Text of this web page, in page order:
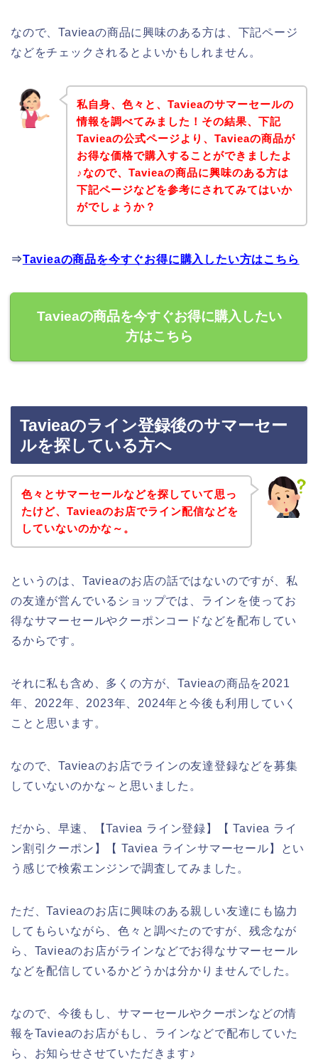
なので、Tavieaの商品に興味のある方は、下記ページ
などをチェックされるとよいかもしれません。
私自身、色々と、Tavieaのサマーセールの
情報を調べてみました！その結果、下記
Tavieaの公式ページより、Tavieaの商品が
お得な価格で購入することができましたよ
♪なので、Tavieaの商品に興味のある方は
下記ページなどを参考にされてみてはいか
がでしょうか？
⇒Tavieaの商品を今すぐお得に購入したい方はこちら
Tavieaの商品を今すぐお得に購入したい
方はこちら
Tavieaのライン登録後のサマーセー
ルを探している方へ
色々とサマーセールなどを探していて思っ
たけど、Tavieaのお店でライン配信などを
していないのかな～。
というのは、Tavieaのお店の話ではないのですが、私
の友達が営んでいるショップでは、ラインを使ってお
得なサマーセールやクーポンコードなどを配布してい
るからです。
それに私も含め、多くの方が、Tavieaの商品を2021
年、2022年、2023年、2024年と今後も利用していく
ことと思います。
なので、Tavieaのお店でラインの友達登録などを募集
していないのかな～と思いました。
だから、早速、【Taviea ライン登録】【 Taviea ライ
ン割引クーポン】【 Taviea ラインサマーセール】とい
う感じで検索エンジンで調査してみました。
ただ、Tavieaのお店に興味のある親しい友達にも協力
してもらいながら、色々と調べたのですが、残念なが
ら、Tavieaのお店がラインなどでお得なサマーセール
などを配信しているかどうかは分かりませんでした。
なので、今後もし、サマーセールやクーポンなどの情
報をTavieaのお店がもし、ラインなどで配布していた
ら、お知らせさせていただきます♪